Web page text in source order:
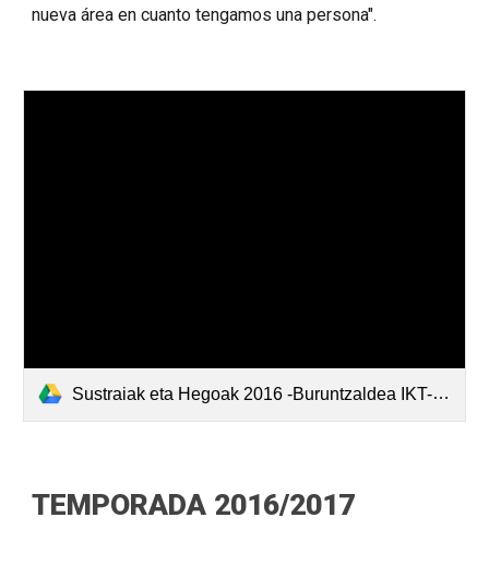
nueva área en cuanto tengamos una persona".
Sustraiak eta Hegoak 2016 -Buruntzaldea IKT-.pdf
TEMPORADA 2016/2017